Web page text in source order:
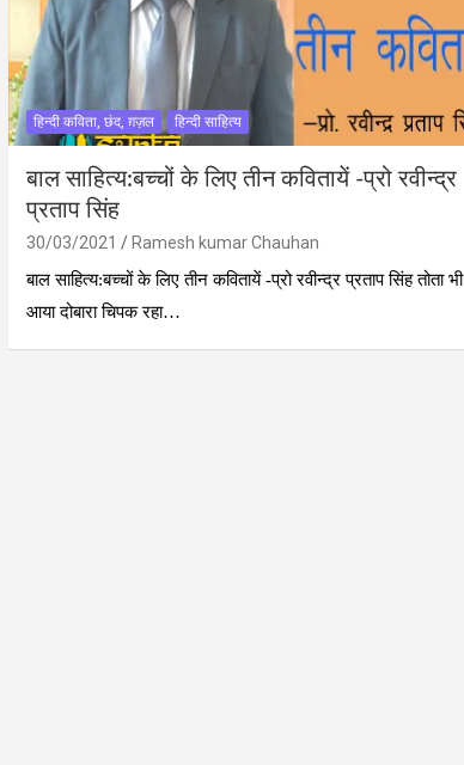
हिन्दी कविता, छंद, ग़ज़ल हिन्दी साहित्य
बाल साहित्य:बच्चों के लिए तीन कवितायें -प्रो रवीन्द्र
प्रताप सिंह
30/03/2021
Ramesh kumar Chauhan
बाल साहित्य:बच्चों के लिए तीन कवितायें -प्रो रवीन्द्र प्रताप सिंह तोता भी
आया दोबारा चिपक रहा…